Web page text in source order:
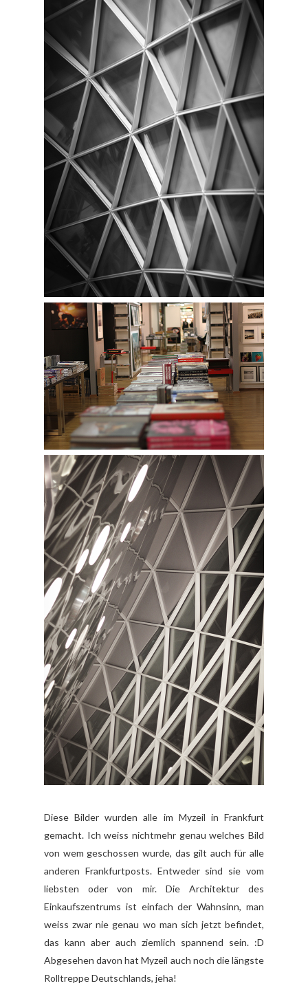
Diese Bilder wurden alle im Myzeil in Frankfurt
gemacht. Ich weiss nichtmehr genau welches Bild
von wem geschossen wurde, das gilt auch für alle
anderen Frankfurtposts. Entweder sind sie vom
liebsten oder von mir. Die Architektur des
Einkaufszentrums ist einfach der Wahnsinn, man
weiss zwar nie genau wo man sich jetzt befindet,
das kann aber auch ziemlich spannend sein. :D
Abgesehen davon hat Myzeil auch noch die längste
Rolltreppe Deutschlands, jeha!